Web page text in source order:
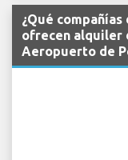
¿Qué
ofrecen alquiler
Aeropuerto de